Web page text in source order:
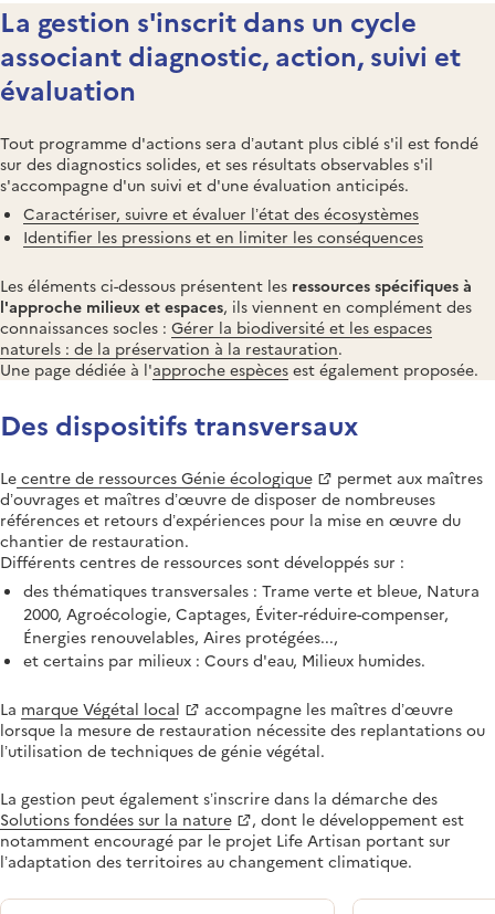
La gestion s'inscrit dans un cycle
associant diagnostic, action, suivi et
évaluation
Tout programme d'actions sera d’autant plus ciblé s'il est fondé
sur des diagnostics solides, et ses résultats observables s'il
s'accompagne d'un suivi et d'une évaluation anticipés.
Caractériser, suivre et évaluer l’état des écosystèmes
Identifier les pressions et en limiter les conséquences
Les éléments ci-dessous présentent les ressources spécifiques à
l'approche milieux et espaces, ils viennent en complément des
connaissances socles : Gérer la biodiversité et les espaces
naturels : de la préservation à la restauration.
Une page dédiée à l'approche espèces est également proposée.
Des dispositifs transversaux
Le centre de ressources Génie écologique
permet aux maîtres
d’ouvrages et maîtres d’œuvre de disposer de nombreuses
références et retours d’expériences pour la mise en œuvre du
chantier de restauration.
Différents centres de ressources sont développés sur :
des thématiques transversales : Trame verte et bleue, Natura
2000, Agroécologie, Captages, Éviter-réduire-compenser,
Énergies renouvelables, Aires protégées...,
et certains par milieux : Cours d'eau, Milieux humides.
La marque Végétal local
accompagne les maîtres d’œuvre
lorsque la mesure de restauration nécessite des replantations ou
l’utilisation de techniques de génie végétal.
La gestion peut également s’inscrire dans la démarche des
Solutions fondées sur la nature
, dont le développement est
notamment encouragé par le projet Life Artisan portant sur
l’adaptation des territoires au changement climatique.